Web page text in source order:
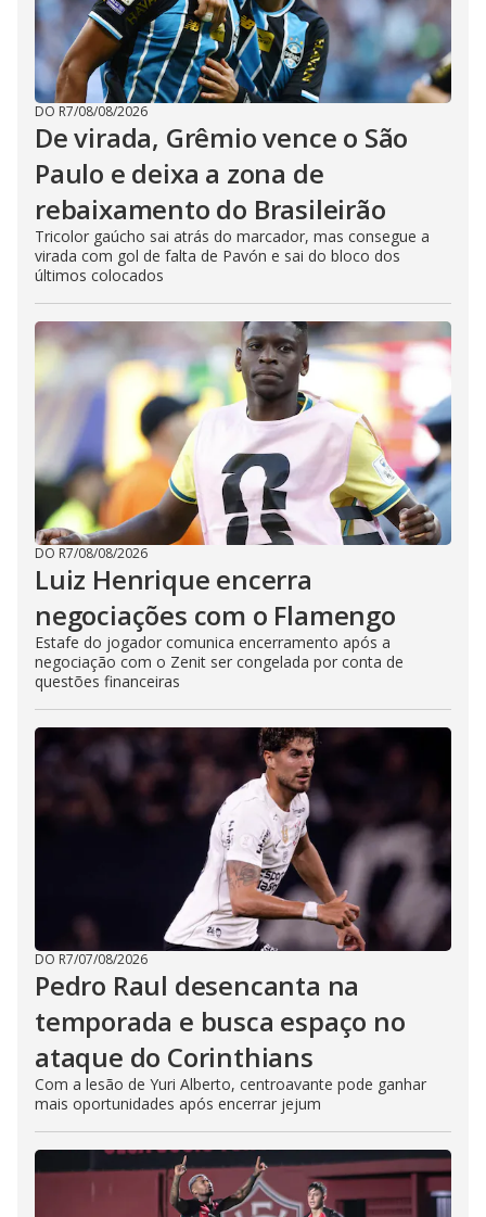
DO R7/08/08/2026
De virada, Grêmio vence o São
Paulo e deixa a zona de
rebaixamento do Brasileirão
Tricolor gaúcho sai atrás do marcador, mas consegue a
virada com gol de falta de Pavón e sai do bloco dos
últimos colocados
DO R7/08/08/2026
Luiz Henrique encerra
negociações com o Flamengo
Estafe do jogador comunica encerramento após a
negociação com o Zenit ser congelada por conta de
questões financeiras
DO R7/07/08/2026
Pedro Raul desencanta na
temporada e busca espaço no
ataque do Corinthians
Com a lesão de Yuri Alberto, centroavante pode ganhar
mais oportunidades após encerrar jejum